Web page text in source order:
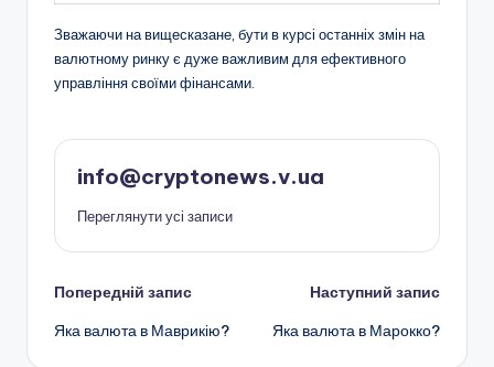
Зважаючи на вищесказане, бути в курсі останніх змін на
валютному ринку є дуже важливим для ефективного
управління своїми фінансами.
info@cryptonews.v.ua
Переглянути усі записи
Навігація
по
Попередній запис
Яка валюта в Маврикію?
Наступний запис
Яка валюта в Марокко?